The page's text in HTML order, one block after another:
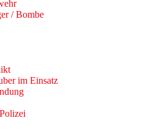
/ Bombe
im Einsatz